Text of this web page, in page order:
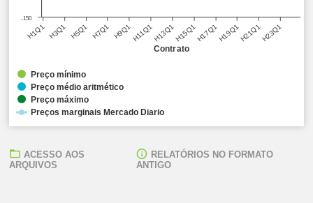
Contrato
H1Q1 H3Q1 H5Q1 H7Q1 H9Q1H11Q1H13Q1H15Q1H17Q1H19Q1H21Q1H23Q1
-150
Preço mínimo
Preço médio aritmético
Preço máximo
Preços marginais Mercado Diario
ACESSO AOS
ARQUIVOS
RELATÓRIOS NO FORMATO
ANTIGO